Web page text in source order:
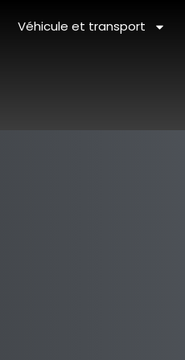
Véhicule et transport